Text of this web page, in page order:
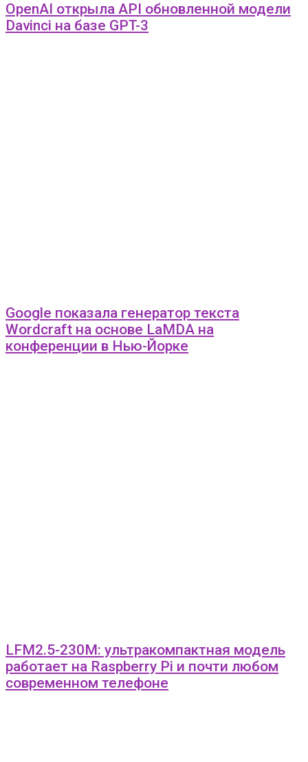
OpenAI открыла API обновленной модели
Davinci на базе GPT-3
Google показала генератор текста
Wordcraft на основе LaMDA на
конференции в Нью-Йорке
LFM2.5-230M: ультракомпактная модель
работает на Raspberry Pi и почти любом
современном телефоне